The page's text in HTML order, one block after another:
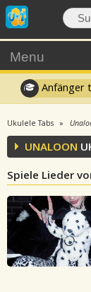
Menu
Anfänger
Ukulele Tabs
UNALOON
Spiele Lieder